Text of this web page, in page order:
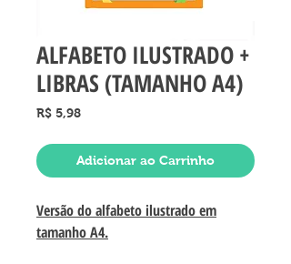
ALFABETO ILUSTRADO +
LIBRAS (TAMANHO A4)
R$ 5,98Preço
Adicionar ao Carrinho
Versão do alfabeto ilustrado em
tamanho A4.